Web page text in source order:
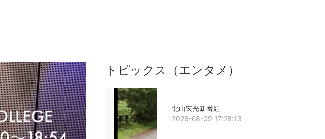
トピックス（エンタメ）
北山宏光新番組
2026-08-09 17:28:13